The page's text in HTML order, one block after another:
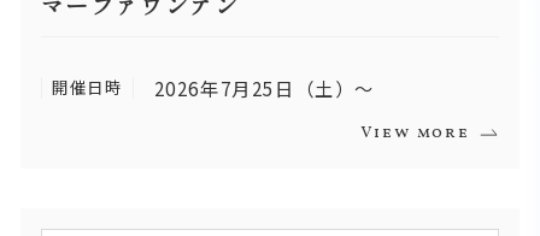
開催日時 2026年7月25日（土）～
View more